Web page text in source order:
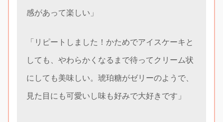
感があって楽しい」
「リピートしました！かためでアイスケーキと
しても、やわらかくなるまで待ってクリーム状
にしても美味しい。琥珀糖がゼリーのようで、
見た目にも可愛いし味も好みで大好きです」